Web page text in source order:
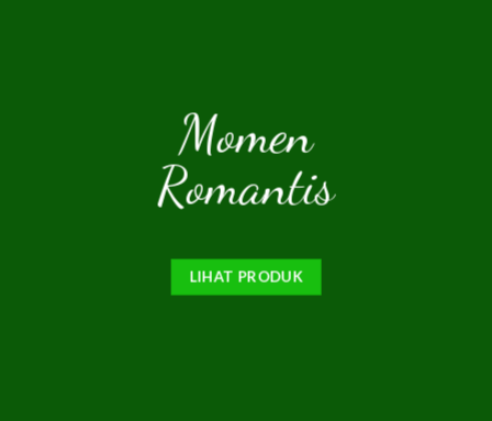
Momen
Romantis
LIHAT PRODUK